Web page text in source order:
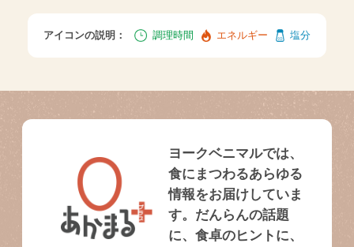
アイコンの説明： 調理時間 エネルギー 塩分
ヨークベニマルでは、
食にまつわるあらゆる
情報をお届けしていま
す。だんらんの話題
に、食卓のヒントに、